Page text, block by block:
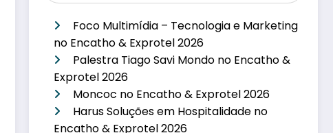
Foco Multimídia – Tecnologia e Marketing
no Encatho & Exprotel 2026
Palestra Tiago Savi Mondo no Encatho &
Exprotel 2026
Moncoc no Encatho & Exprotel 2026
Harus Soluções em Hospitalidade no
Encatho & Exprotel 2026